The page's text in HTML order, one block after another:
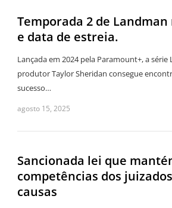
Temporada 2 de
e data de estreia.
Lançada em 2024 pela Paramount+, a
produtor Taylor Sheridan consegue
sucesso…
agosto 15, 2025
Sancionada lei que
competências dos
causas